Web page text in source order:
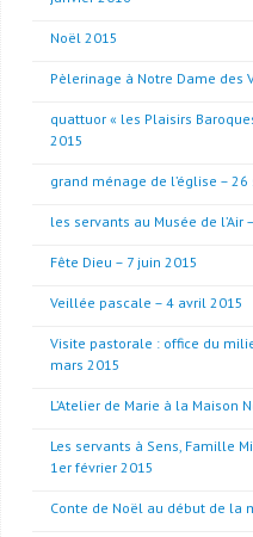
Noël 2015
Pèlerinage à Notre Dame des
quattuor « les Plaisirs
2015
grand ménage de l’église –
les servants au Musée de l’Air
Fête Dieu – 7 juin 2015
Veillée pascale – 4 avril 2015
Visite pastorale : office du
mars 2015
L’Atelier de Marie à la Maison
Les servants à Sens, Famille
1er février 2015
Conte de Noël au début de la